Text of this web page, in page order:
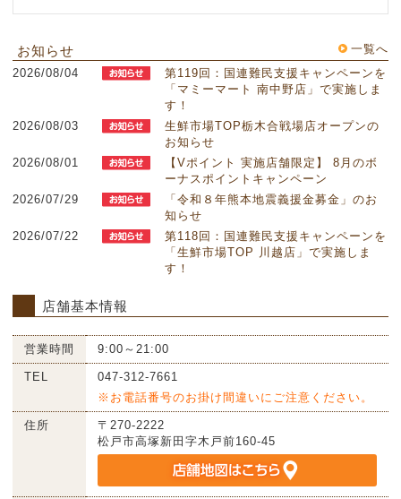
お知らせ
2026/08/04
第119回：国連難民支援キャンペーンを
「マミーマート 南中野店」で実施しま
す！
2026/08/03
生鮮市場TOP栃木合戦場店オープンの
お知らせ
2026/08/01
【Vポイント 実施店舗限定】 8月のボ
ーナスポイントキャンペーン
2026/07/29
「令和８年熊本地震義援金募金」のお
知らせ
2026/07/22
第118回：国連難民支援キャンペーンを
「生鮮市場TOP 川越店」で実施しま
す！
一覧へ
店舗基本情報
営業時間 9:00～21:00
TEL
047-312-7661
※お電話番号のお掛け間違いにご注意ください。
住所
〒270-2222
松戸市高塚新田字木戸前160-45